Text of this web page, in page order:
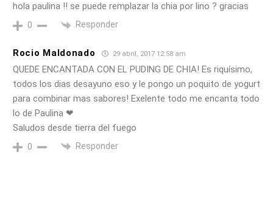
hola paulina !! se puede remplazar la chia por lino ? gracias
0 Responder
Rocio Maldonado 29 abril, 2017 12:58 am
QUEDE ENCANTADA CON EL PUDING DE CHIA! Es riquísimo,
todos los dias desayuno eso y le pongo un poquito de yogurt
para combinar mas sabores! Exelente todo me encanta todo
lo de Paulina ❤
Saludos desde tierra del fuego
0 Responder